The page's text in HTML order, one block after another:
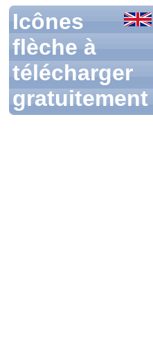
Icônes
flèche à
télécharger
gratuitement